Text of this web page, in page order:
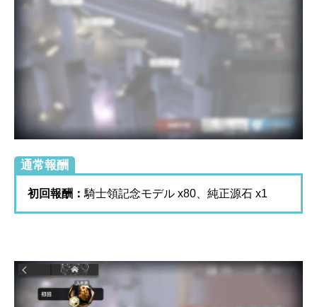
通常報酬
初回報酬： 騎士領記念モデル x80、純正源石 x1